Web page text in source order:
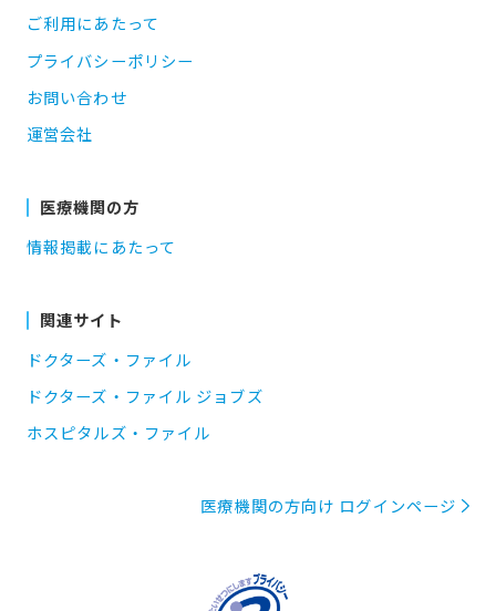
ご利用にあたって
プライバシーポリシー
お問い合わせ
運営会社
医療機関の方
情報掲載にあたって
関連サイト
ドクターズ・ファイル
ドクターズ・ファイル ジョブズ
ホスピタルズ・ファイル
医療機関の方向け ログインページ